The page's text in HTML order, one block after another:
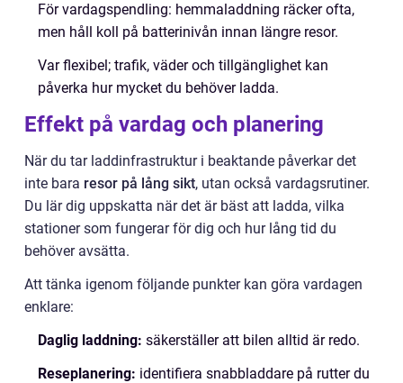
För vardagspendling: hemmaladdning räcker ofta,
men håll koll på batterinivån innan längre resor.
Var flexibel; trafik, väder och tillgänglighet kan
påverka hur mycket du behöver ladda.
Effekt på vardag och planering
När du tar laddinfrastruktur i beaktande påverkar det
inte bara resor på lång sikt, utan också vardagsrutiner.
Du lär dig uppskatta när det är bäst att ladda, vilka
stationer som fungerar för dig och hur lång tid du
behöver avsätta.
Att tänka igenom följande punkter kan göra vardagen
enklare:
Daglig laddning: säkerställer att bilen alltid är redo.
Reseplanering: identifiera snabbladdare på rutter du